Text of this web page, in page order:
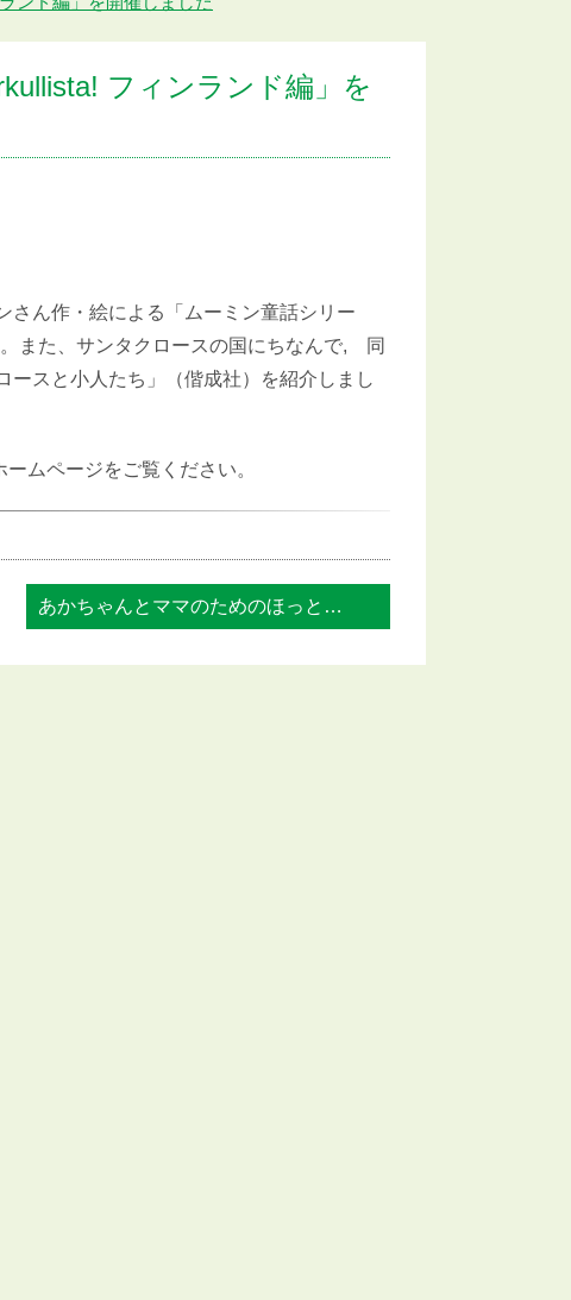
フィンランド編」を
さん作・絵による「ムーミン童話シリー
また、サンタクロースの国にちなんで, 同
ースと小人たち」（偕成社）を紹介しまし
ムページをご覧ください。
あかちゃんとママのためのほっとタイム マ... »